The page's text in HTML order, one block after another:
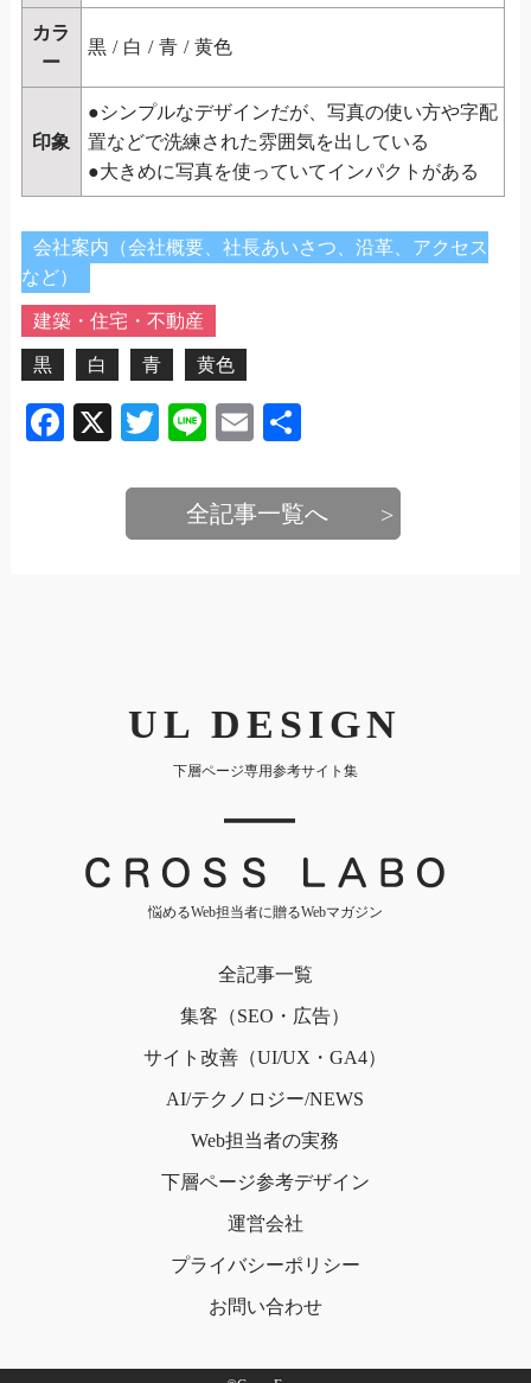
カラ
ー
黒 / 白 / 青 / 黄色
印象
●シンプルなデザインだが、写真の使い方や字配
置などで洗練された雰囲気を出している
●大きめに写真を使っていてインパクトがある
会社案内（会社概要、社長あいさつ、沿革、アクセス
など）
建築・住宅・不動産
黒 白 青 黄色
Facebook
X TwitterLineEmail
全記事一覧へ
UL DESIGN
下層ページ専用参考サイト集
｜
悩めるWeb担当者に贈るWebマガジン
全記事一覧
集客（SEO・広告）
サイト改善（UI/UX・GA4）
AI/テクノロジー/NEWS
Web担当者の実務
下層ページ参考デザイン
運営会社
プライバシーポリシー
お問い合わせ